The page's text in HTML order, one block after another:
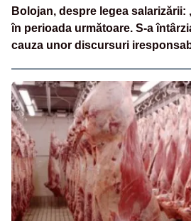
Bolojan, despre legea salarizării:
în perioada următoare. S-a
cauza unor discursuri